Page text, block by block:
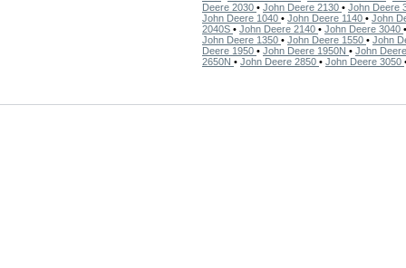
Deere 2030 • John Deere 2130 • John Deere
John Deere 1040 • John Deere 1140 • John
2040S • John Deere 2140 • John Deere 3040
John Deere 1350 • John Deere 1550 • John
Deere 1950 • John Deere 1950N • John
2650N • John Deere 2850 • John Deere 3050